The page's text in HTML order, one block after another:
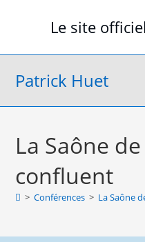
Le site
Patrick Huet
La Saône
confluent
> Conférences > La Saône